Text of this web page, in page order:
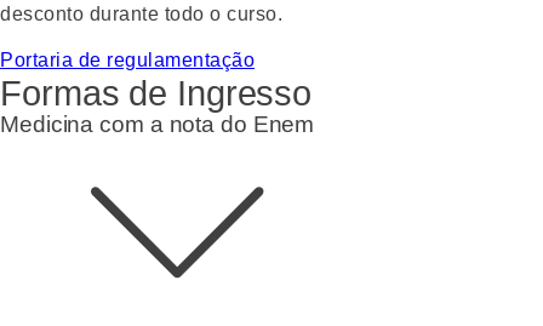
desconto durante todo o curso.
Portaria de regulamentação
Formas de Ingresso
Medicina com a nota do Enem